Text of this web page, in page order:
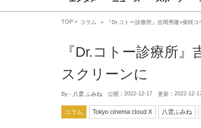
TOP コラム 『Dr.コトー診療所』吉岡秀隆×柴咲
『Dr.コトー診療所
スクリーンに
By - 八雲 ふみね 公開： 2022-12-17 更新： 2022-12-
コラム Tokyo cinema cloud X 八雲ふみね